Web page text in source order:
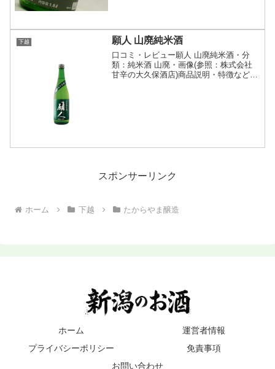
下越 願人 山廃純米酒
口コミ・レビュー願人 山廃純米酒・分
類：純米酒 山廃・画像(参照：株式会社
甘辛の大久保酒店)商品説明・特徴など
スポンサーリンク
ホーム 下越 たからやま醸造
ホーム
運営者情報
プライバシーポリシー
免責事項
お問い合わせ